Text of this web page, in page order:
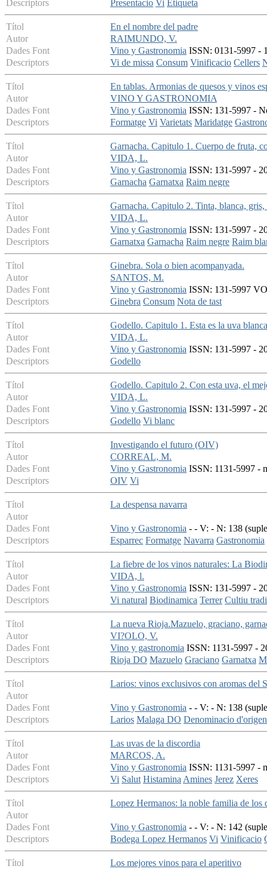
Descriptors Presentacio Vi Etiqueta
Títol
En el nombre del padre
Autor
RAIMUNDO, V.
Dades Font
Vino y Gastronomia ISSN: 0131-5997 -
Descriptors
Vi de missa Consum Vinificacio Cellers
Títol
En tablas. Armonias de quesos y vinos
Autor
VINO Y GASTRONOMIA
Dades Font
Vino y Gastronomia ISSN: 131-5997 -
Descriptors
Formatge Vi Varietats Maridatge
Títol
Garnacha. Capitulo 1. Cuerpo de fruta,
Autor
VIDA, L.
Dades Font
Vino y Gastronomia ISSN: 131-5997 -
Descriptors
Garnacha Garnatxa Raim negre
Títol
Garnacha. Capitulo 2. Tinta, blanca,
Autor
VIDA, L.
Dades Font
Vino y Gastronomia ISSN: 131-5997 -
Descriptors
Garnatxa Garnacha Raim negre Raim
Títol
Ginebra. Sola o bien acompanyada.
Autor
SANTOS, M.
Dades Font
Vino y Gastronomia ISSN: 131-5997
Descriptors
Ginebra Consum Nota de tast
Títol
Godello. Capitulo 1. Esta es la uva
Autor
VIDA, L.
Dades Font
Vino y Gastronomia ISSN: 131-5997 -
Descriptors
Godello
Títol
Godello. Capitulo 2. Con esta uva, el
Autor
VIDA, L.
Dades Font
Vino y Gastronomia ISSN: 131-5997 -
Descriptors
Godello Vi blanc
Títol
Investigando el futuro (OIV)
Autor
CORREAL, M.
Dades Font
Vino y Gastronomia ISSN: 1131-5997 -
Descriptors
OIV Vi
Títol
La despensa navarra
Autor
Dades Font
Vino y Gastronomia - - V: - N: 138
Descriptors
Esparrec Formatge Navarra Gastronomia
Títol
La fiebre de los vinos naturales: La
Autor
VIDA, l.
Dades Font
Vino y Gastronomia ISSN: 131-5997 -
Descriptors
Vi natural Biodinamica Terrer Cultiu
Títol
La nueva Rioja.Mazuelo, graciano,
Autor
VI?OLO, V.
Dades Font
Vino y gastronomia ISSN: 1131-5997 -
Descriptors
Rioja DO Mazuelo Graciano Garnatxa
Títol
Larios: vinos exclusivos con aromas del
Autor
Dades Font
Vino y Gastronomia - - V: - N: 138
Descriptors
Larios Malaga DO Denominacio d'origen
Títol
Las uvas de la discordia
Autor
MARCOS, A.
Dades Font
Vino y Gastronomia ISSN: 1131-5997 -
Descriptors
Vi Salut HistaminaAmines Jerez Xeres
Títol
Lopez Hermanos: la noble familia de los
Autor
Dades Font
Vino y Gastronomia - - V: - N: 142
Descriptors
Bodega Lopez Hermanos Vi Vinificacio
Títol
Los mejores vinos para el aperitivo